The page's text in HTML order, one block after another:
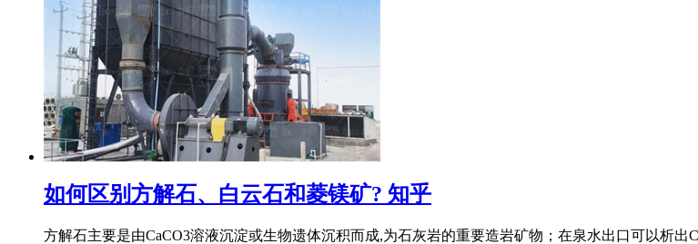
如何区别方解石、白云石和菱镁矿? 知乎
方解石主要是由CaCO3溶液沉淀或生物遗体沉积而成,为石灰岩的重要造岩矿物；在泉水出口可以析